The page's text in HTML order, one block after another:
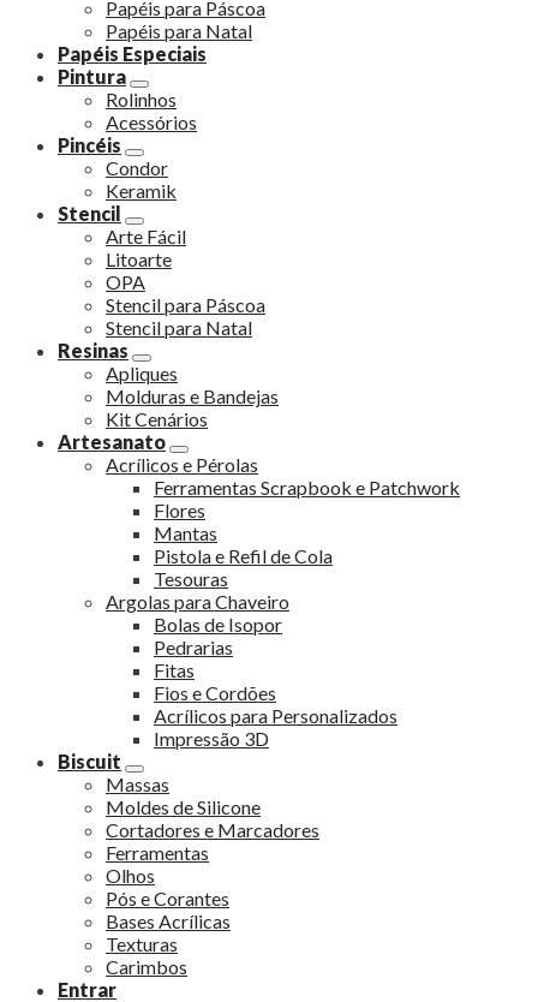
Papéis para Páscoa
Papéis para Natal
Papéis Especiais
Pintura
Rolinhos
Acessórios
Pincéis
Condor
Keramik
Stencil
Arte Fácil
Litoarte
OPA
Stencil para Páscoa
Stencil para Natal
Resinas
Apliques
Molduras e Bandejas
Kit Cenários
Artesanato
Acrílicos e Pérolas
Ferramentas Scrapbook e Patchwork
Flores
Mantas
Pistola e Refil de Cola
Tesouras
Argolas para Chaveiro
Bolas de Isopor
Pedrarias
Fitas
Fios e Cordões
Acrílicos para Personalizados
Impressão 3D
Biscuit
Massas
Moldes de Silicone
Cortadores e Marcadores
Ferramentas
Olhos
Pós e Corantes
Bases Acrílicas
Texturas
Carimbos
Entrar